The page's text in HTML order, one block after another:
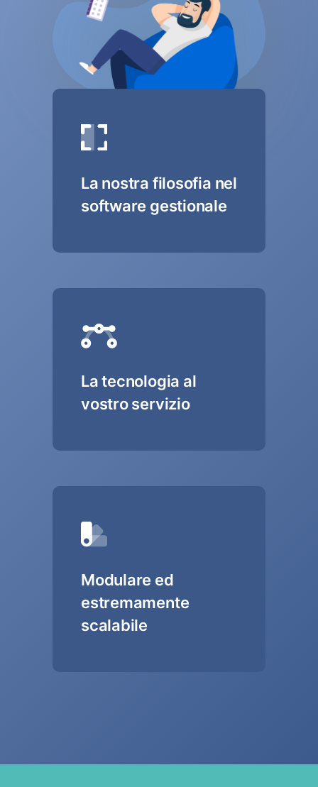
La nostra filosofia nel
software gestionale
La tecnologia al
vostro servizio
Modulare ed
estremamente
scalabile